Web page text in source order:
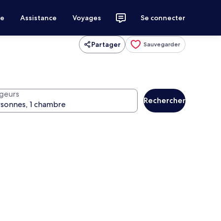
Assistance Voyages Se connecter
Partager Sauvegarder
Rechercher